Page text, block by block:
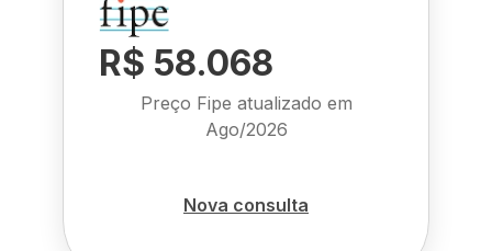
R$ 58.068
Preço Fipe atualizado em
Ago/2026
Nova consulta